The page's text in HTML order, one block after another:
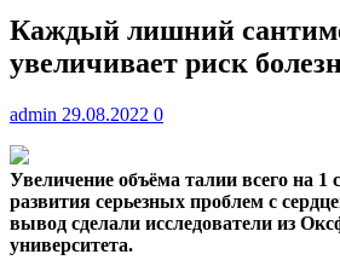
Каждый лишний
увеличивает риск
admin 29.08.2022 0
Увеличение объёма талии всего на
развития серьезных проблем с
вывод сделали исследователи из
университета.